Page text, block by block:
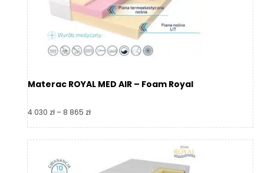
Materac ROYAL MED AIR – Foam Royal
4 030 zł – 8 865 złZakres